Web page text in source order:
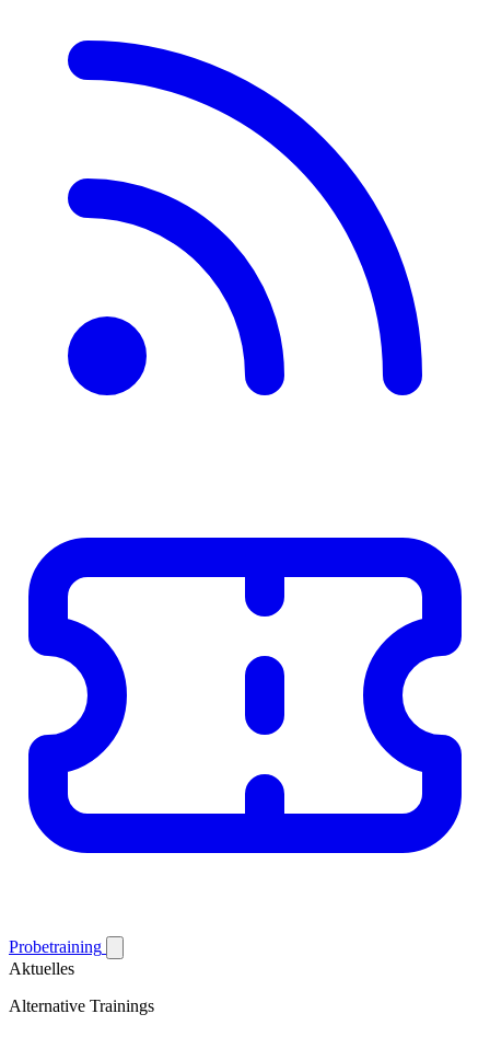
Probetraining
Aktuelles
Alternative Trainings